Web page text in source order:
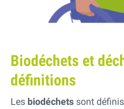
Biodéchets et
définitions
Les biodéchetssont définis